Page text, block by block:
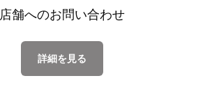
店舗へのお問い合わせ
詳細を見る